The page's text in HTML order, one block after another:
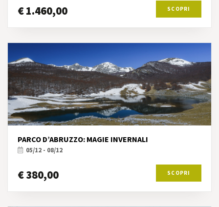
€ 1.460,00 SCOPRI
PARCO D’ABRUZZO: MAGIE INVERNALI
05/12 - 08/12
€ 380,00 SCOPRI